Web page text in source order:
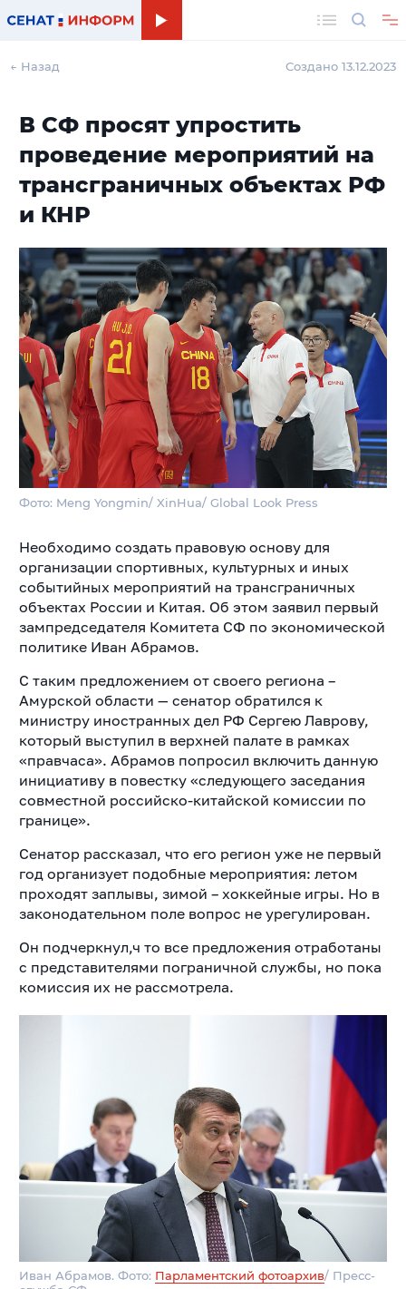
← Назад Создано 13.12.2023
В СФ просят упростить
проведение мероприятий на
трансграничных объектах РФ
и КНР
Фото: Meng Yongmin/ XinHua/ Global Look Press
Необходимо создать правовую основу для
организации спортивных, культурных и иных
событийных мероприятий на трансграничных
объектах России и Китая. Об этом заявил первый
зампредседателя Комитета СФ по экономической
политике Иван Абрамов.
С таким предложением от своего региона –
Амурской области — сенатор обратился к
министру иностранных дел РФ Сергею Лаврову,
который выступил в верхней палате в рамках
«правчаса». Абрамов попросил включить данную
инициативу в повестку «следующего заседания
совместной российско-китайской комиссии по
границе».
Сенатор рассказал, что его регион уже не первый
год организует подобные мероприятия: летом
проходят заплывы, зимой – хоккейные игры. Но в
законодательном поле вопрос не урегулирован.
Он подчеркнул,ч то все предложения отработаны
с представителями пограничной службы, но пока
комиссия их не рассмотрела.
Иван Абрамов. Фото: Парламентский фотоархив/ Пресс-